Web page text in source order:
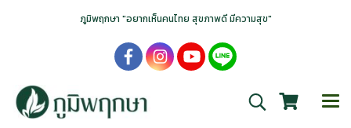
ภูมิพฤกษา "อยากเห็นคนไทย สุขภาพดี มีความสุข"